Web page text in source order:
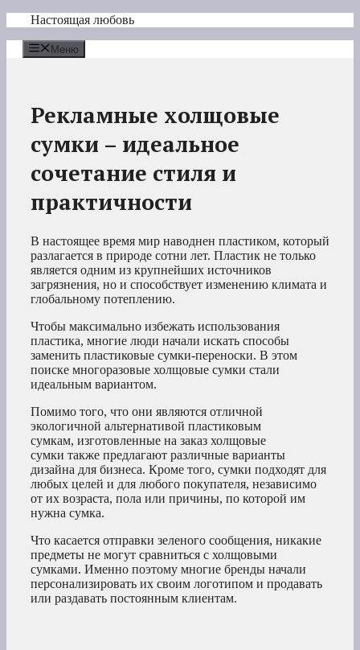
Перейти
содержимому
Настоящая любовь
Меню
Рекламные холщовые
сумки – идеальное
сочетание стиля и
практичности
В настоящее время мир наводнен пластиком, который
разлагается в природе сотни лет. Пластик не только
является одним из крупнейших источников
загрязнения, но и способствует изменению климата и
глобальному потеплению.
Чтобы максимально избежать использования
пластика, многие люди начали искать способы
заменить пластиковые сумки-переноски. В этом
поиске многоразовые холщовые сумки стали
идеальным вариантом.
Помимо того, что они являются отличной
экологичной альтернативой пластиковым
сумкам, изготовленные на заказ холщовые
сумки также предлагают различные варианты
дизайна для бизнеса. Кроме того, сумки подходят для
любых целей и для любого покупателя, независимо
от их возраста, пола или причины, по которой им
нужна сумка.
Что касается отправки зеленого сообщения, никакие
предметы не могут сравниться с холщовыми
сумками. Именно поэтому многие бренды начали
персонализировать их своим логотипом и продавать
или раздавать постоянным клиентам.